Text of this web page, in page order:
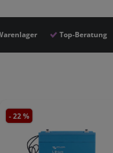
Top-Beratung
- 22 %